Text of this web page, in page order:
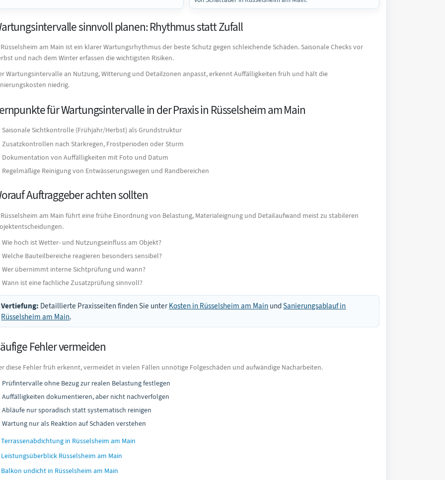
sinnvoll planen: Rhythmus statt Zufall
am Main ist ein klarer Wartungsrhythmus der beste Schutz gegen schleichende Schäden. Saisonale Checks vor
und nach dem Winter erfassen die wichtigsten Risiken.
Wartungsintervalle an Nutzung, Witterung und Detailzonen anpasst, erkennt Auffälligkeiten früh und hält die
niedrig.
für Wartungsintervalle in der Praxis in Rüsselsheim am Main
Saisonale Sichtkontrolle (Frühjahr/Herbst) als Grundstruktur
Zusatzkontrollen nach Starkregen, Frostperioden oder Sturm
Dokumentation von Auffälligkeiten mit Foto und Datum
Regelmäßige Reinigung von Entwässerungswegen und Randbereichen
Auftraggeber achten sollten
am Main führt eine frühe Einordnung von Belastung, Materialeignung und Detailaufwand meist zu stabileren
Wie hoch ist Wetter- und Nutzungseinfluss am Objekt?
Welche Bauteilbereiche reagieren besonders sensibel?
Wer übernimmt interne Sichtprüfung und wann?
Wann ist eine fachliche Zusatzprüfung sinnvoll?
Vertiefung: Detaillierte Praxisseiten finden Sie unterKosten in Rüsselsheim am Main undSanierungsablauf in
Rüsselsheim am Main.
Fehler vermeiden
diese Fehler früh erkennt, vermeidet in vielen Fällen unnötige Folgeschäden und aufwändige Nacharbeiten.
Prüfintervalle ohne Bezug zur realen Belastung festlegen
Auffälligkeiten dokumentieren, aber nicht nachverfolgen
Abläufe nur sporadisch statt systematisch reinigen
Wartung nur als Reaktion auf Schäden verstehen
Terrassenabdichtung in Rüsselsheim am Main
Leistungsüberblick Rüsselsheim am Main
Balkon undicht in Rüsselsheim am Main